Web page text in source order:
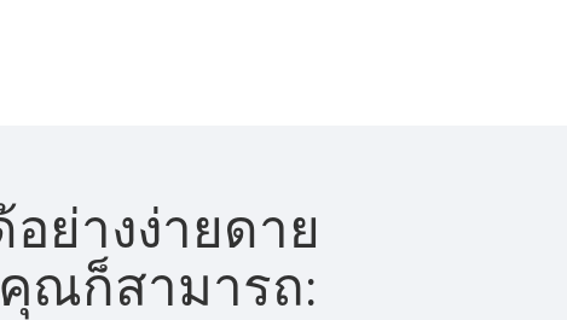
ย่างง่ายดาย
ณก็สามารถ: